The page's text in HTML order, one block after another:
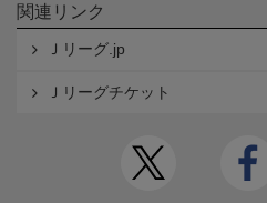
関連リンク
Ｊリーグ.jp
Ｊリーグチケット